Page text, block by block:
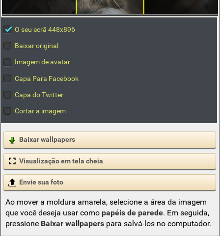
O seu ecrã 448x896
Baixar original
Imagem de avatar
Capa Para Facebook
Capa do Twitter
Cortar a imagem
Baixar wallpapers
Visualização em tela cheia
Envie sua foto
Ao mover a moldura amarela, selecione a área da imagem
que você deseja usar como papéis de parede. Em seguida,
pressione Baixar wallpaperspara salvá-los no computador.